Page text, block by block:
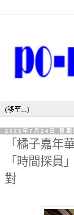
2025年7月24日 星期
「橘子嘉年
「時間探員
對